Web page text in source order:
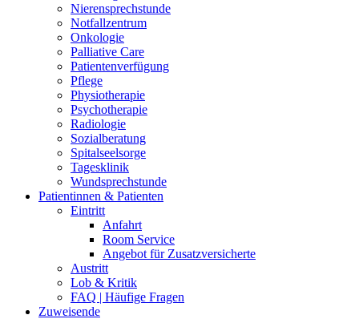
Nierensprechstunde
Notfallzentrum
Onkologie
Palliative Care
Patientenverfügung
Pflege
Physiotherapie
Psychotherapie
Radiologie
Sozialberatung
Spitalseelsorge
Tagesklinik
Wundsprechstunde
Patientinnen & Patienten
Eintritt
Anfahrt
Room Service
Angebot für Zusatzversicherte
Austritt
Lob & Kritik
FAQ | Häufige Fragen
Zuweisende